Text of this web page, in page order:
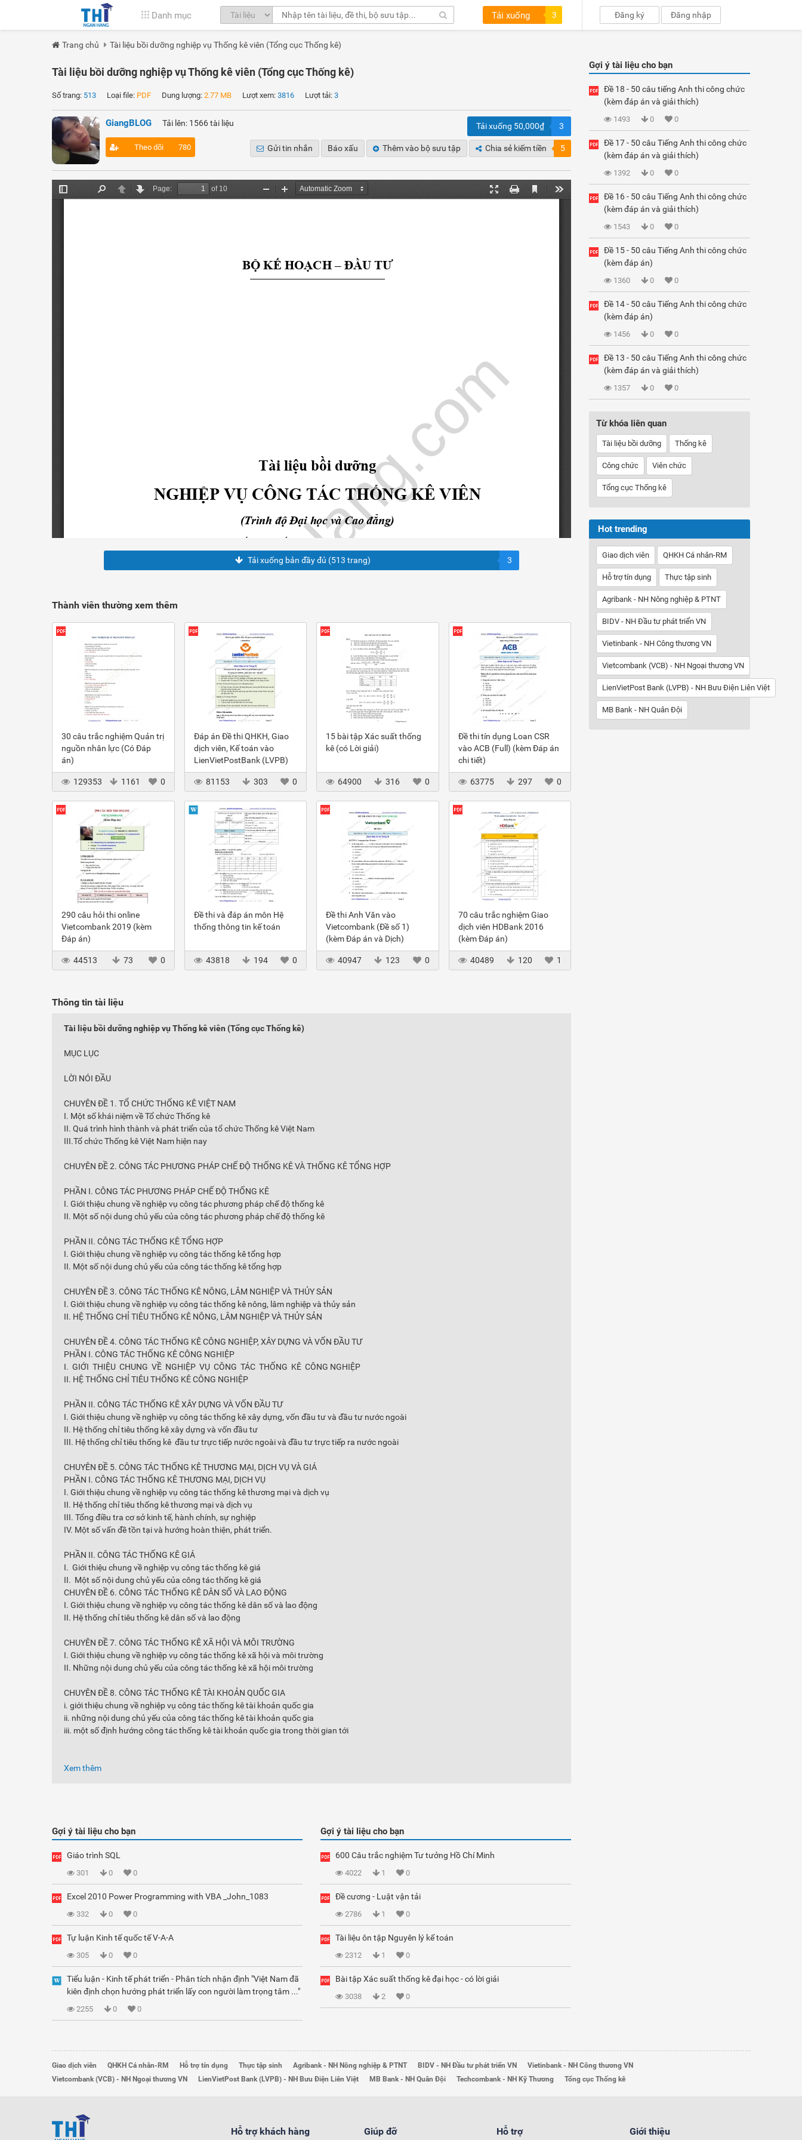
Danh mục Tải xuống 3 Đăng ký Đăng nhập
Trang chủ Tài liệu bồi dưỡng nghiệp vụ Thống kê viên (Tổng cục Thống kê)
Tài liệu bồi dưỡng nghiệp vụ Thống kê viên (Tổng cục Thống kê)
Số trang: 513 Loại file: PDF Dung lượng: 2.77 MB Lượt xem: 3816 Lượt tải: 3
GiangBLOG Tải lên: 1566 tài liệu
Theo dõi 780
Tải xuống 50,000₫ 3
Gửi tin nhắn Báo xấu Thêm vào bộ sưu tập Chia sẻ kiếm tiền 5
Tải xuống bản đầy đủ (513 trang) 3
Thành viên thường xem thêm
30 câu trắc nghiệm Quản trị
nguồn nhân lực (Có Đáp
án)
129353 1161 0
Đáp án Đề thi QHKH, Giao
dịch viên, Kế toán vào
LienVietPostBank (LVPB)
2012
81153
303 0
15 bài tập Xác suất thống
kê (có Lời giải)
64900 316 0
Đề thi tín dụng Loan CSR
vào ACB (Full) (kèm Đáp án
chi tiết)
63775 297 0
290 câu hỏi thi online
Vietcombank 2019 (kèm
Đáp án)
44513 73 0
Đề thi và đáp án môn Hệ
thống thông tin kế toán
43818 194 0
Đề thi Anh Văn vào
Vietcombank (Đề số 1)
(kèm Đáp án và Dịch)
40947 123 0
70 câu trắc nghiệm Giao
dịch viên HDBank 2016
(kèm Đáp án)
40489 120 1
Thông tin tài liệu
Tài liệu bồi dưỡng nghiệp vụ Thống kê viên (Tổng cục Thống kê)
MỤC LỤC
LỜI NÓI ĐẦU
CHUYÊN ĐỀ 1. TỔ CHỨC THỐNG KÊ VIỆT NAM
I. Một số khái niệm về Tổ chức Thống kê
II. Quá trình hình thành và phát triển của tổ chức Thống kê Việt Nam
III.Tổ chức Thống kê Việt Nam hiện nay
CHUYÊN ĐỀ 2. CÔNG TÁC PHƯƠNG PHÁP CHẾ ĐỘ THỐNG KÊ VÀ THỐNG KÊ TỔNG HỢP
PHẦN I. CÔNG TÁC PHƯƠNG PHÁP CHẾ ĐỘ THỐNG KÊ
I. Giới thiệu chung về nghiệp vụ công tác phương pháp chế độ thống kê
II. Một số nội dung chủ yếu của công tác phương pháp chế độ thống kê
PHẦN II. CÔNG TÁC THỐNG KÊ TỔNG HỢP
I. Giới thiệu chung về nghiệp vụ công tác thống kê tổng hợp
II. Một số nội dung chủ yếu của công tác thống kê tổng hợp
CHUYÊN ĐỀ 3. CÔNG TÁC THỐNG KÊ NÔNG, LÂM NGHIỆP VÀ THỦY SẢN
I. Giới thiệu chung về nghiệp vụ công tác thống kê nông, lâm nghiệp và thủy sản
II. HỆ THỐNG CHỈ TIÊU THỐNG KÊ NÔNG, LÂM NGHIỆP VÀ THỦY SẢN
CHUYÊN ĐỀ 4. CÔNG TÁC THỐNG KÊ CÔNG NGHIỆP, XÂY DỰNG VÀ VỐN ĐẦU TƯ
PHẦN I. CÔNG TÁC THỐNG KÊ CÔNG NGHIỆP
I. GIỚI THIỆU CHUNG VỀ NGHIỆP VỤ CÔNG TÁC THỐNG KÊ CÔNG NGHIỆP
II. HỆ THỐNG CHỈ TIÊU THỐNG KÊ CÔNG NGHIỆP
PHẦN II. CÔNG TÁC THỐNG KÊ XÂY DỰNG VÀ VỐN ĐẦU TƯ
I. Giới thiệu chung về nghiệp vụ công tác thống kê xây dựng, vốn đầu tư và đầu tư nước ngoài
II. Hệ thống chỉ tiêu thống kê xây dựng và vốn đầu tư
III. Hệ thống chỉ tiêu thống kê đầu tư trực tiếp nước ngoài và đầu tư trực tiếp ra nước ngoài
CHUYÊN ĐỀ 5. CÔNG TÁC THỐNG KÊ THƯƠNG MẠI, DỊCH VỤ VÀ GIÁ
PHẦN I. CÔNG TÁC THỐNG KÊ THƯƠNG MẠI, DỊCH VỤ
I. Giới thiệu chung về nghiệp vụ công tác thống kê thương mại và dịch vụ
II. Hệ thống chỉ tiêu thống kê thương mại và dịch vụ
III. Tổng điều tra cơ sở kinh tế, hành chính, sự nghiệp
IV. Một số vấn đề tồn tại và hướng hoàn thiện, phát triển.
PHẦN II. CÔNG TÁC THỐNG KÊ GIÁ
I. Giới thiệu chung về nghiệp vụ công tác thống kê giá
II. Một số nội dung chủ yếu của công tác thống kê giá
CHUYÊN ĐỀ 6. CÔNG TÁC THỐNG KÊ DÂN SỐ VÀ LAO ĐỘNG
I. Giới thiệu chung về nghiệp vụ công tác thống kê dân số và lao động
II. Hệ thống chỉ tiêu thống kê dân số và lao động
CHUYÊN ĐỀ 7. CÔNG TÁC THỐNG KÊ XÃ HỘI VÀ MÔI TRƯỜNG
I. Giới thiệu chung về nghiệp vụ công tác thống kê xã hội và môi trường
II. Những nội dung chủ yếu của công tác thống kê xã hội môi trường
CHUYÊN ĐỀ 8. CÔNG TÁC THỐNG KÊ TÀI KHOẢN QUỐC GIA
i. giới thiệu chung về nghiệp vụ công tác thống kê tài khoản quốc gia
ii. những nội dung chủ yếu của công tác thống kê tài khoản quốc gia
iii. một số định hướng công tác thống kê tài khoản quốc gia trong thời gian tới
Xem thêm
Gợi ý tài liệu cho bạn
Giáo trình SQL
301 0 0
Excel 2010 Power Programming with VBA _John_1083
332 0 0
Tự luận Kinh tế quốc tế V-A-A
305 0 0
Tiểu luận - Kinh tế phát triển - Phân tích nhận định "Việt Nam đã
kiên định chọn hướng phát triển lấy con người làm trọng tâm ..."
2255 0 0
Gợi ý tài liệu cho bạn
600 Câu trắc nghiệm Tư tưởng Hồ Chí Minh
4022 1 0
Đề cương - Luật vận tải
2786 1 0
Tài liệu ôn tập Nguyên lý kế toán
2312 1 0
Bài tập Xác suất thống kê đại học - có lời giải
3038 2 0
Gợi ý tài liệu cho bạn
Đề 18 - 50 câu tiếng Anh thi công chức
(kèm đáp án và giải thích)
1493 0 0
Đề 17 - 50 câu Tiếng Anh thi công chức
(kèm đáp án và giải thích)
1392 0 0
Đề 16 - 50 câu Tiếng Anh thi công chức
(kèm đáp án và giải thích)
1543 0 0
Đề 15 - 50 câu Tiếng Anh thi công chức
(kèm đáp án)
1360 0 0
Đề 14 - 50 câu Tiếng Anh thi công chức
(kèm đáp án)
1456 0 0
Đề 13 - 50 câu Tiếng Anh thi công chức
(kèm đáp án và giải thích)
1357 0 0
Từ khóa liên quan
Tài liệu bồi dưỡng Thống kê
Công chức Viên chức
Tổng cục Thống kê
Hot trending
Giao dịch viên QHKH Cá nhân-RM
Hỗ trợ tín dụng Thực tập sinh
Agribank - NH Nông nghiệp & PTNT
BIDV - NH Đầu tư phát triển VN
Vietinbank - NH Công thương VN
Vietcombank (VCB) - NH Ngoại thương VN
LienVietPost Bank (LVPB) - NH Bưu Điện Liên Việt
MB Bank - NH Quân Đội
Giao dịch viên QHKH Cá nhân-RM Hỗ trợ tín dụng Thực tập sinh Agribank - NH Nông nghiệp & PTNT BIDV - NH Đầu tư phát triển VN
Vietinbank - NH Công thương VN
Vietcombank (VCB) - NH Ngoại thương VN
LienVietPost Bank (LVPB) - NH Bưu Điện Liên Việt MB Bank - NH Quân Đội Techcombank - NH Kỹ Thương Tổng cục Thống kê
Hỗ trợ khách hàng Giúp đỡ Hỗ trợ Giới thiệu